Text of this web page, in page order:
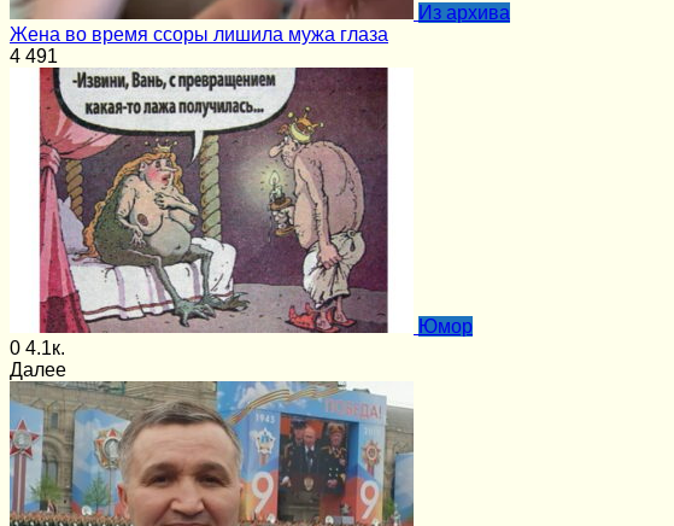
Из архива
Жена во время ссоры лишила мужа глаза
4 491
Юмор
0 4.1к.
Далее